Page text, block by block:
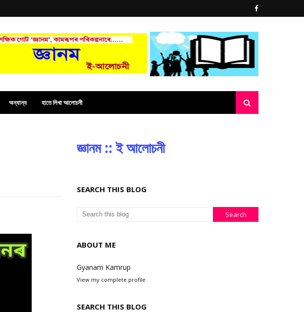
অন্যান্য হাতে লিখা আলোচনী
জ্ঞানম :: ই আলোচনী
SEARCH THIS BLOG
ABOUT ME
Gyanam Kamrup
View my complete profile
SEARCH THIS BLOG